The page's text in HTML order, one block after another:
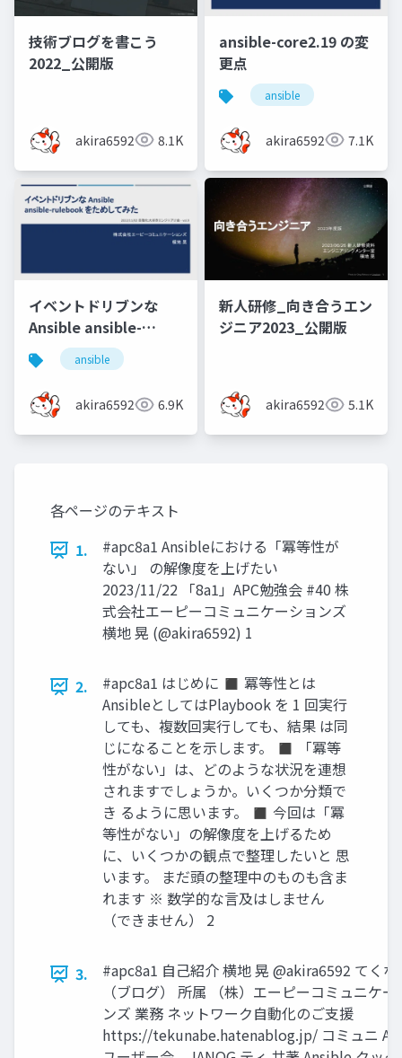
技術ブログを書こう
2022_公開版
akira6592 8.1K
ansible-core2.19 の変
更点
ansible
akira6592 7.1K
イベントドリブンな
Ansible ansible-
rulebook をためしてみ
た
ansible
akira6592 6.9K
新人研修_向き合うエン
ジニア2023_公開版
akira6592 5.1K
各ページのテキスト
1.
#apc8a1 Ansibleにおける「冪等性が
ない」 の解像度を上げたい
2023/11/22 「8a1」APC勉強会 #40 株
式会社エーピーコミュニケーションズ
横地 晃 (@akira6592) 1
2.
#apc8a1 はじめに ◼ 冪等性とは
AnsibleとしてはPlaybook を 1 回実行
しても、複数回実行しても、結果 は同
じになることを示します。 ◼ 「冪等
性がない」は、どのような状況を連想
されますでしょうか。いくつか分類で
き るように思います。 ◼ 今回は「冪
等性がない」の解像度を上げるため
に、いくつかの観点で整理したいと 思
います。 まだ頭の整理中のものも含ま
れます ※ 数学的な言及はしません
（できません） 2
3.
#apc8a1 自己紹介 横地 晃 @akira6592 てくな
（ブログ） 所属 （株）エーピーコミュニケー
ンズ 業務 ネットワーク自動化のご支援
https://tekunabe.hatenablog.jp/ コミュニ